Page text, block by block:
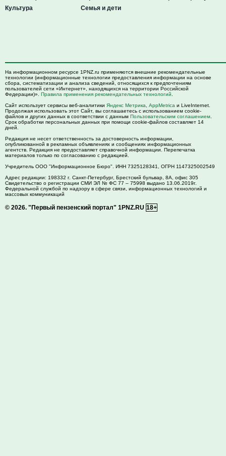
Культура
Семья и дети
На информационном ресурсе 1PNZ.ru применяются внешние рекомендательные
технологии (информационные технологии предоставления информации на основе
сбора, систематизации и анализа сведений, относящихся к предпочтениям
пользователей сети «Интернет», находящихся на территории Российской
Федерации)». Правила применения рекомендательных технологий
Сайт использует сервисы веб-аналитики Яндекс Метрика AppMetrica и LiveInternet.
Продолжая использовать этот Сайт, вы соглашаетесь с использованием cookie-
файлов и других данных в соответствии с данным Пользовательским соглашением
Срок обработки персональных данных при помощи cookie-файлов составляет 14
дней.
Редакция не несет ответственность за достоверность информации,
опубликованной в рекламных объявлениях и сообщениях информационных
агентств. Редакция не предоставляет справочной информации. Перепечатка
материалов только по согласованию с редакцией.
Учредитель ООО "Информационное Бюро". ИНН 7325128341, ОГРН 1147325002549
Адрес редакции: 198332 г. Санкт-Петербург, Брестский бульвар, 8А, офис 305
Свидетельство о регистрации СМИ ЭЛ № ФС 77 – 75998 выдано 13.06.2019г.
Федеральной службой по надзору в сфере связи, информационных технологий и
массовых коммуникаций
© 2026. "Первый пензенский портал" 1PNZ.RU 18+